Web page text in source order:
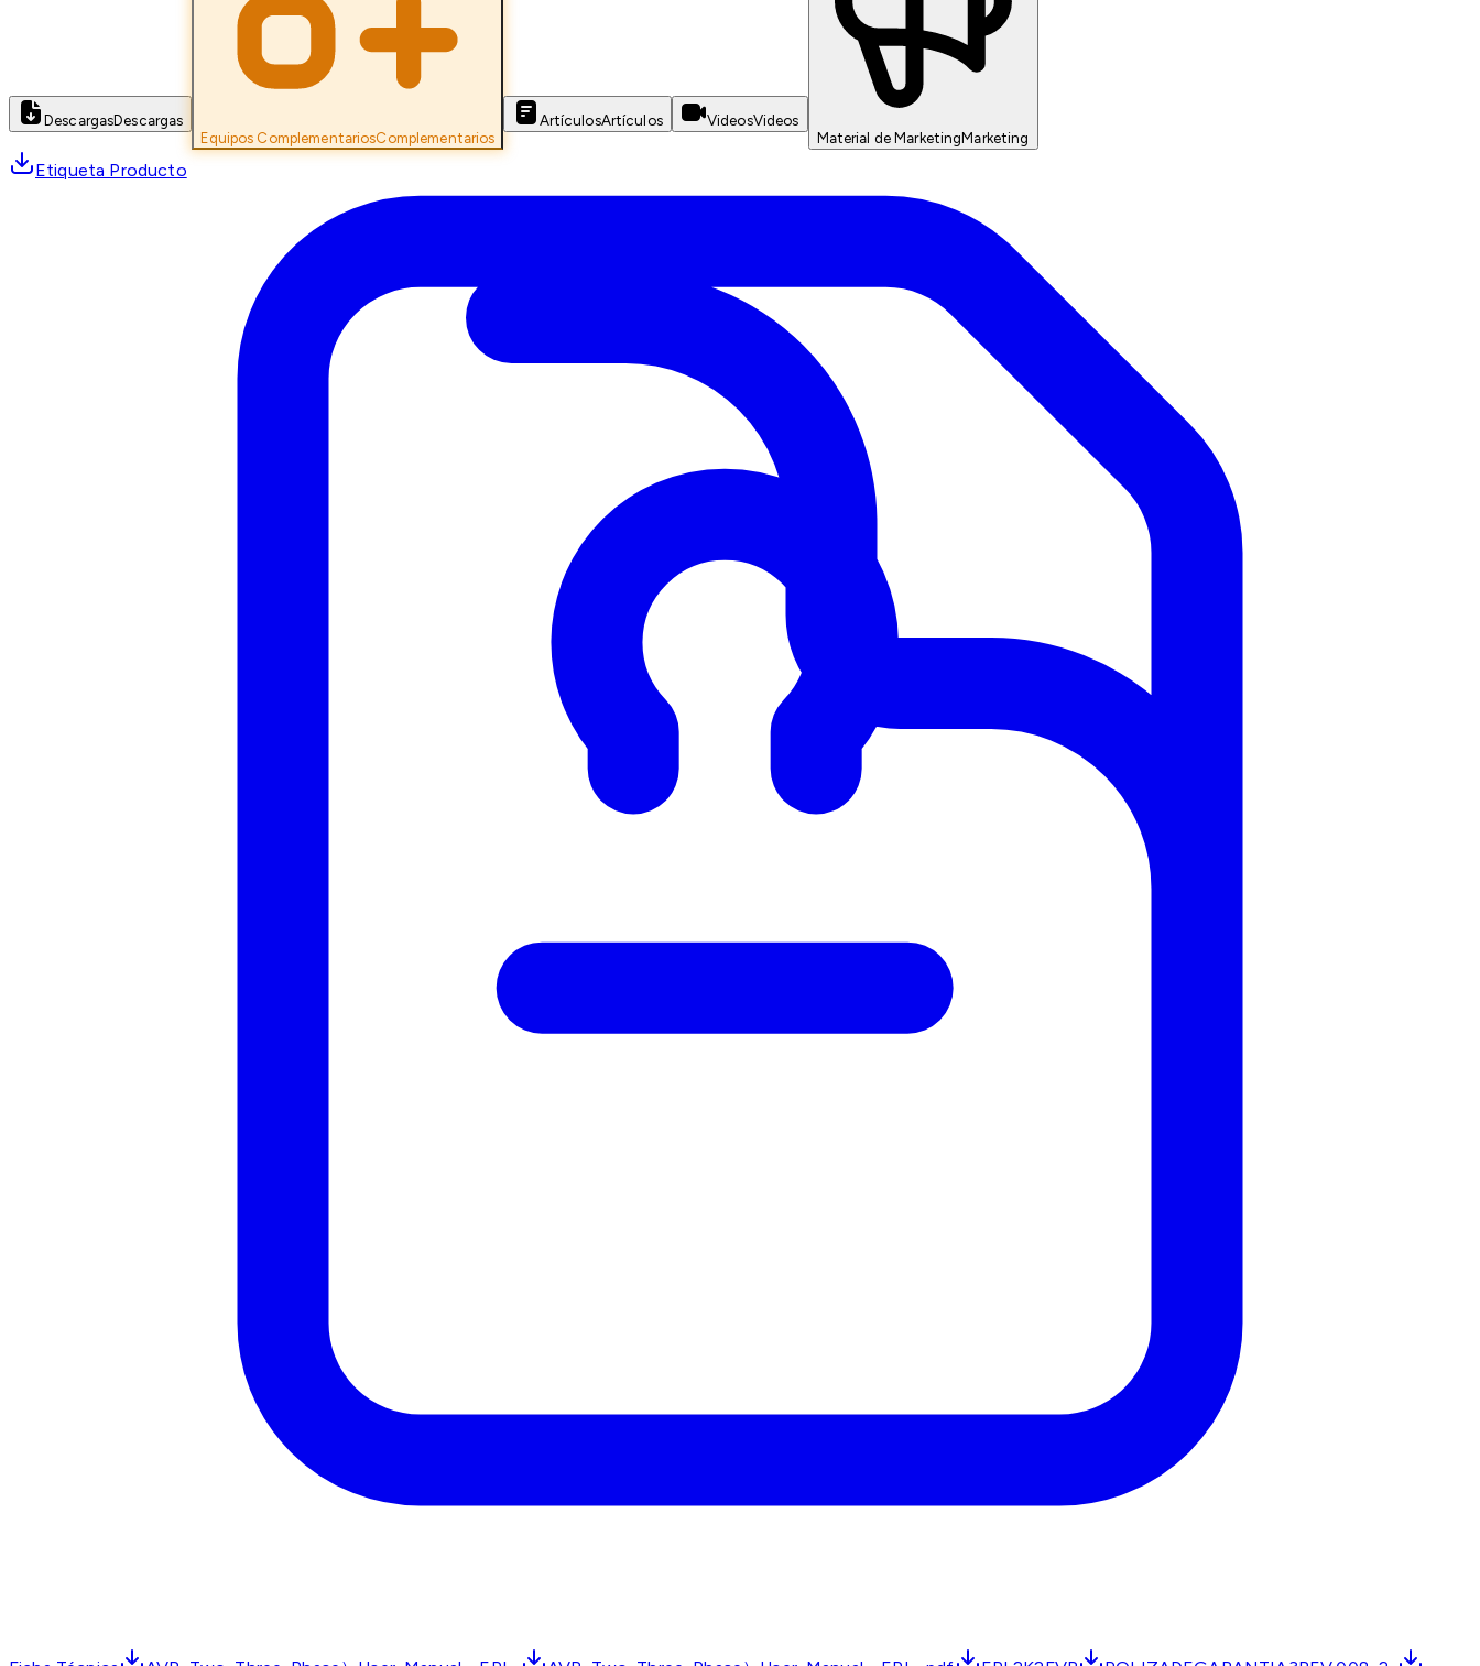
DescargasDescargas
Equipos ComplementariosComplementarios
ArtículosArtículos VideosVideos
Material de MarketingMarketing
Etiqueta Producto